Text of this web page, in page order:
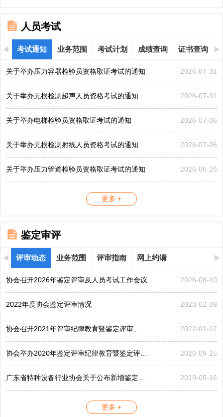
人员考试
考试通知 业务范围 考试计划 成绩查询 证书查询
关于举办压力容器检验员资格取证考试的通知 2026-07-31
关于举办无损检测超声人员资格考试的通知 2026-07-31
关于举办电梯检验员资格取证考试的通知 2026-07-06
关于举办无损检测射线人员资格考试的通知 2026-07-06
关于举办压力管道检验员资格取证考试的通知 2026-06-26
更多 +
鉴定审评
评审动态 业务范围 评审指南 网上约请
协会召开2026年鉴定评审及人员考试工作会议 2026-06-10
2022年度协会鉴定评审情况 2023-02-09
协会召开2021年评审纪律教育暨鉴定评审、考评工作会议 2022-01-12
协会举办2020年鉴定评审纪律教育暨鉴定评审工作会议 2020-09-15
广东省特种设备行业协会关于公布新增鉴定评审员的公告... 2019-05-16
更多 +